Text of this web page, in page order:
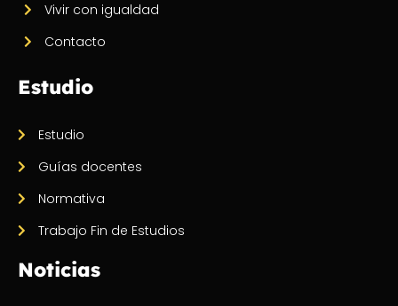
Vivir con igualdad
Contacto
Estudio
Estudio
Guías docentes
Normativa
Trabajo Fin de Estudios
Noticias